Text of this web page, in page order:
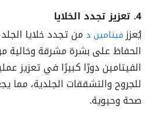
4. تعزيز تجدد الخلايا
يُعززفيتامين د من تجدد خلايا
الحفاظ على بشرة مشرقة وخالية
الفيتامين دورًا كبيرًا في تعزيز
للجروح والتشققات الجلدية، مما
صحة وحيوية.